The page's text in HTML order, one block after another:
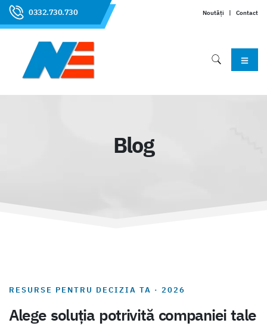
0332.730.730 Noutăți | Contact
Blog
RESURSE PENTRU DECIZIA TA · 2026
Alege soluția potrivită companiei tale